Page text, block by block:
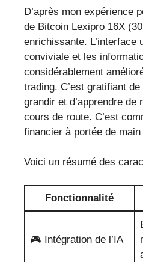
D’après mon expérience
de Bitcoin Lexipro 16X
enrichissante. L’interface
conviviale et les
considérablement
trading. C’est gratifiant
grandir et d’apprendre
cours de route. C’est
financier à portée de
Voici un résumé des
Fonctionnalité
🎮 Intégration de l’IA